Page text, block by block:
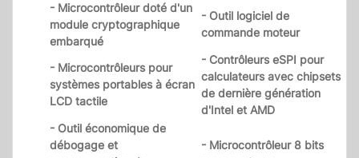
- Microcontrôleur doté d'un
module cryptographique
embarqué
- Outil logiciel de
commande moteur
- Microcontrôleurs pour
systèmes portables à écran
LCD tactile
- Contrôleurs eSPI pour
calculateurs avec chipsets
de dernière génération
d'Intel et AMD
- Outil économique de
débogage et
- Microcontrôleur 8 bits